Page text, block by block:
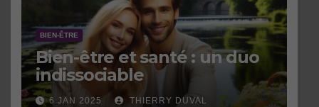
BIEN-ÊTRE
Bien-être et santé : un duo
indissociable
6 JAN 2025 THIERRY DUVAL